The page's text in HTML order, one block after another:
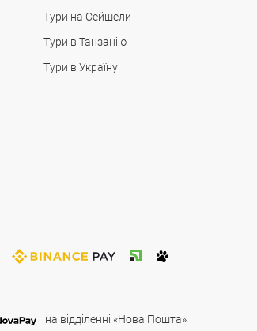
Тури на Сейшели
Тури в Танзанію
Тури в Україну
на відділенні «Нова Пошта»